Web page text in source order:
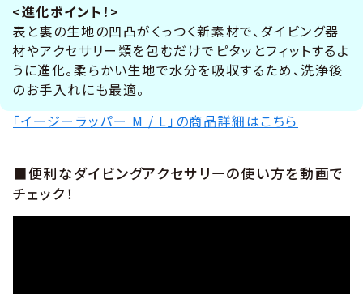
<進化ポイント！>
表と裏の生地の凹凸がくっつく新素材で、ダイビング器
材やアクセサリー類を包むだけでピタッとフィットするよ
うに進化。柔らかい生地で水分を吸収するため、洗浄後
のお手入れにも最適。
「イージーラッパー M / L」の商品詳細はこちら
■便利なダイビングアクセサリーの使い方を動画で
チェック！